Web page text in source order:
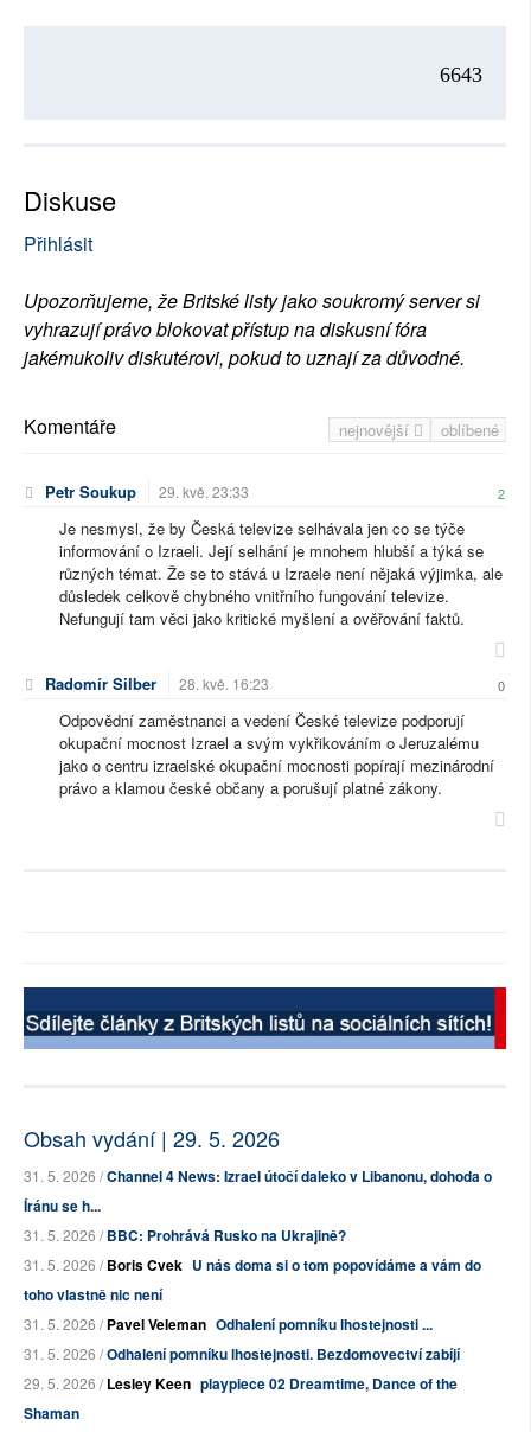
6643
Diskuse
Přihlásit
Upozorňujeme, že Britské listy jako soukromý server si
vyhrazují právo blokovat přístup na diskusní fóra
jakémukoliv diskutérovi, pokud to uznají za důvodné.
nejnovější oblíbené
Komentáře
Petr Soukup 29. kvě. 23:33 2
Je nesmysl, že by Česká televize selhávala jen co se týče
informování o Izraeli. Její selhání je mnohem hlubší a týká se
různých témat. Že se to stává u Izraele není nějaká výjimka, ale
důsledek celkově chybného vnitřního fungování televize.
Nefungují tam věci jako kritické myšlení a ověřování faktů.
Radomír Silber 28. kvě. 16:23 0
Odpovědní zaměstnanci a vedení České televize podporují
okupační mocnost Izrael a svým vykřikováním o Jeruzalému
jako o centru izraelské okupační mocnosti popírají mezinárodní
právo a klamou české občany a porušují platné zákony.
Obsah vydání | 29. 5. 2026
31. 5. 2026 /Channel 4 News: Izrael útočí daleko v Libanonu, dohoda o
Íránu se h...
31. 5. 2026 /BBC: Prohrává Rusko na Ukrajině?
31. 5. 2026 /Boris Cvek U nás doma si o tom popovídáme a vám do
toho vlastně nic není
31. 5. 2026 /Pavel Veleman Odhalení pomníku lhostejnosti ...
31. 5. 2026 /Odhalení pomníku lhostejnosti. Bezdomovectví zabíjí
29. 5. 2026 /Lesley Keen playpiece 02 Dreamtime, Dance of the
Shaman